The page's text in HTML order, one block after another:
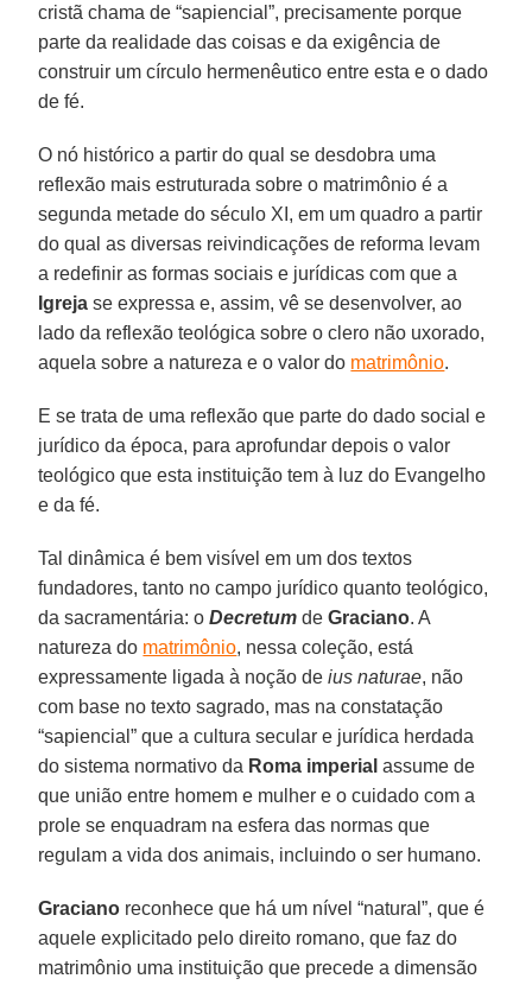
cristã chama de “sapiencial”, precisamente porque
parte da realidade das coisas e da exigência de
construir um círculo hermenêutico entre esta e o dado
de fé.
O nó histórico a partir do qual se desdobra uma
reflexão mais estruturada sobre o matrimônio é a
segunda metade do século XI, em um quadro a partir
do qual as diversas reivindicações de reforma levam
a redefinir as formas sociais e jurídicas com que a
Igreja se expressa e, assim, vê se desenvolver, ao
lado da reflexão teológica sobre o clero não uxorado,
aquela sobre a natureza e o valor do matrimônio.
E se trata de uma reflexão que parte do dado social e
jurídico da época, para aprofundar depois o valor
teológico que esta instituição tem à luz do Evangelho
e da fé.
Tal dinâmica é bem visível em um dos textos
fundadores, tanto no campo jurídico quanto teológico,
da sacramentária: oDecretum deGraciano. A
natureza do matrimônio, nessa coleção, está
expressamente ligada à noção deius naturae, não
com base no texto sagrado, mas na constatação
“sapiencial” que a cultura secular e jurídica herdada
do sistema normativo da Roma imperial assume de
que união entre homem e mulher e o cuidado com a
prole se enquadram na esfera das normas que
regulam a vida dos animais, incluindo o ser humano.
Graciano reconhece que há um nível “natural”, que é
aquele explicitado pelo direito romano, que faz do
matrimônio uma instituição que precede a dimensão